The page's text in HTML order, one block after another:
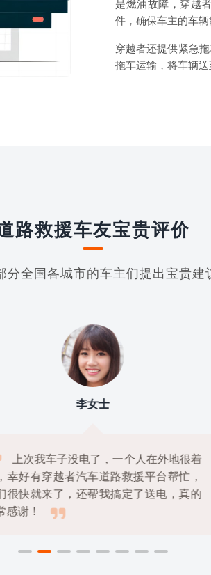
是燃油故障，穿越
件，确保车主的车辆
穿越者还提供紧急
拖车运输，将车辆送
路救援车友宝贵评价
分全国各城市的车主们提出宝贵建
李女士
上次我车子没电了，一个人在外地很着
幸好有穿越者汽车道路救援平台帮忙，
很快就来了，还帮我搞定了送电，真的
感谢！
